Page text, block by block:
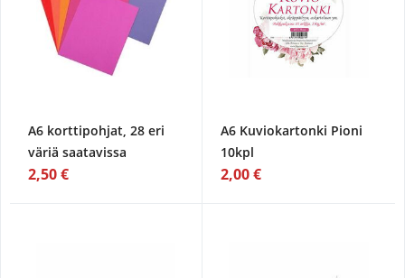
A6 korttipohjat, 28 eri
väriä saatavissa
2,50 €
A6 Kuviokartonki Pioni
10kpl
2,00 €